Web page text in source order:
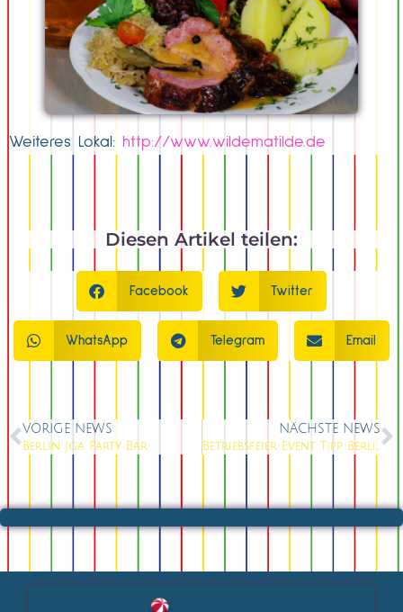
Weiteres Lokal: http://www.wildematilde.de
Diesen Artikel teilen:
Facebook Twitter
WhatsApp Telegram Email
VORIGE NEWS
Berlin Jga Party Bar
NÄCHSTE NEWS
Betriebsfeier Event Tipp Berlin